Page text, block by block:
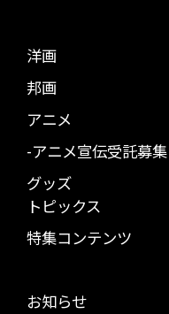
洋画
邦画
アニメ
-アニメ宣伝受託募集
グッズ
トピックス
特集コンテンツ
お知らせ